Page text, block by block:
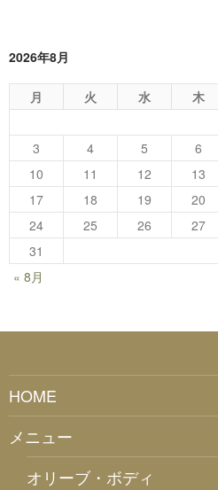
2026年8月
月 火 水 木
3
4 5 6
10
11 12 13
17
18 19 20
24
25 26 27
31
« 8月
HOME
メニュー
オリーブ・ボディ